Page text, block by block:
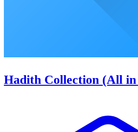
Hadith Collection (All in